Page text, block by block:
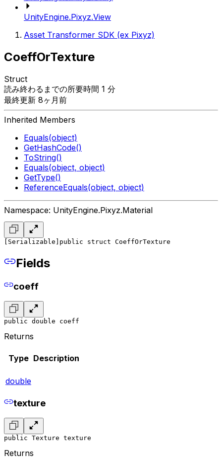
UnityEngine.Pixyz.View
Asset Transformer SDK (ex Pixyz)
CoeffOrTexture
Struct
読み終わるまでの所要時間 1 分
最終更新 8ヶ月前
Inherited Members
Equals(object)
GetHashCode()
ToString()
Equals(object, object)
GetType()
ReferenceEquals(object, object)
Namespace: UnityEngine.Pixyz.Material
[Serializable] public struct CoeffOrTexture
Fields
coeff
public double coeff
Returns
Type Description
double
texture
public Texture texture
Returns